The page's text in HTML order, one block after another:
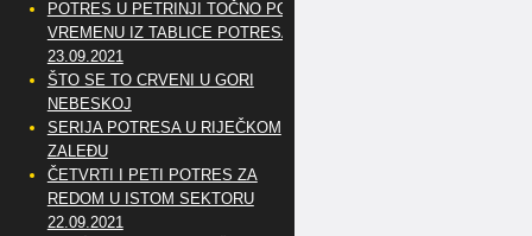
POTRES U PETRINJI TOČNO PO
VREMENU IZ TABLICE POTRESA
23.09.2021
ŠTO SE TO CRVENI U GORI
NEBESKOJ
SERIJA POTRESA U RIJEČKOM
ZALEĐU
ČETVRTI I PETI POTRES ZA
REDOM U ISTOM SEKTORU
22.09.2021